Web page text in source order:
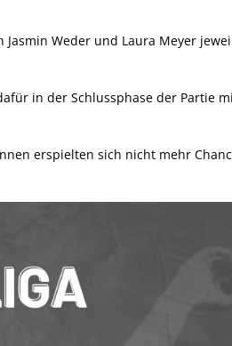
Weder und Laura Meyer
in der Schlussphase der Partie
erspielten sich nicht mehr